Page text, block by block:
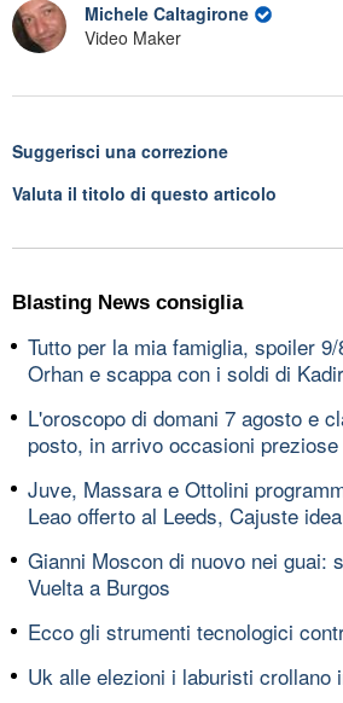
Michele Caltagirone
Video Maker
Suggerisci una correzione
Valuta il titolo di questo articolo
Blasting News consiglia
Tutto per la mia famiglia, spoiler
Orhan e scappa con i soldi di Kadir
L'oroscopo di domani 7 agosto e
posto, in arrivo occasioni preziose
Juve, Massara e Ottolini
Leao offerto al Leeds, Cajuste
Gianni Moscon di nuovo nei guai:
Vuelta a Burgos
Ecco gli strumenti tecnologici
Uk alle elezioni i laburisti crollano